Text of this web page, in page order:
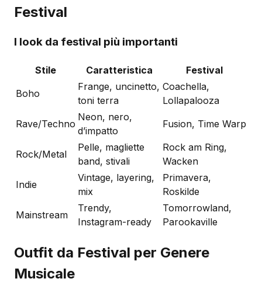
Festival
I look da festival più importanti
Stile Caratteristica
Festival
Boho
Frange, uncinetto,
toni terra
Coachella,
Lollapalooza
Rave/Techno
Neon, nero,
d’impatto
Fusion, Time Warp
Rock/Metal
Pelle, magliette
band, stivali
Rock am Ring,
Wacken
Indie
Vintage, layering,
mix
Primavera,
Roskilde
Mainstream
Trendy,
Instagram-ready
Tomorrowland,
Parookaville
Outfit da Festival per Genere
Musicale